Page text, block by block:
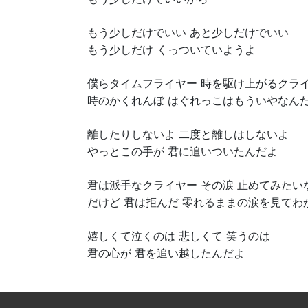
もう少しだけでいい あと少しだけでいい
もう少しだけ くっついていようよ
僕らタイムフライヤー 時を駆け上がるクラ
時のかくれんぼ はぐれっこはもういやなん
離したりしないよ 二度と離しはしないよ
やっとこの手が 君に追いついたんだよ
君は派手なクライヤー その涙 止めてみたい
だけど 君は拒んだ 零れるままの涙を見てわ
嬉しくて泣くのは 悲しくて 笑うのは
君の心が 君を追い越したんだよ